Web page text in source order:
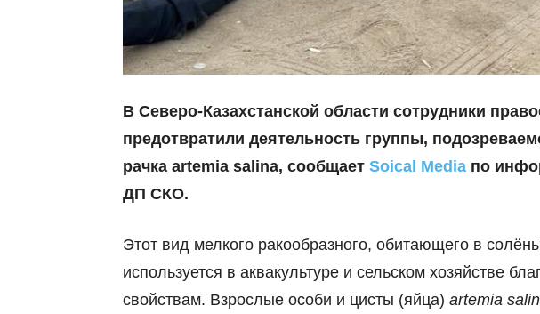
В Северо-Казахстанской области сотрудники
предотвратили деятельность группы,
рачка artemia salina, сообщает Soical Media по
ДП СКО.
Этот вид мелкого ракообразного, обитающего в
используется в аквакультуре и сельском хозяйстве
свойствам. Взрослые особи и цисты (яйца) artemia